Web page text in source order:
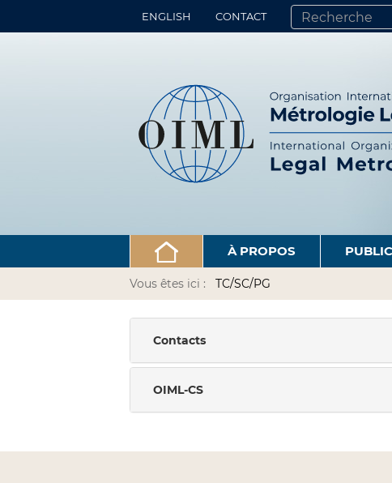
ENGLISH CONTACT
CHERCHER PAR
RECHERCHE
À PROPOS
Vous êtes ici : TC/SC/PG
Contacts
OIML-CS